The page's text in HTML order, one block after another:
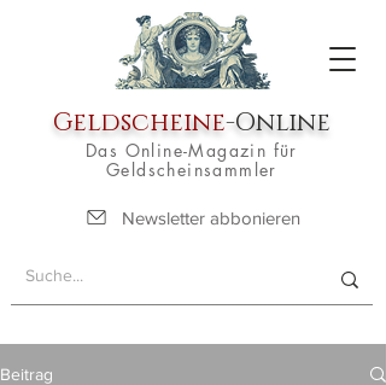
Geldscheine-Online
Das Online-Magazin für
Geldscheinsammler
Newsletter abbonieren
Beitrag